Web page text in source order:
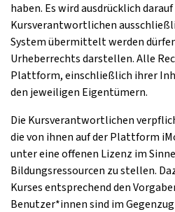
haben. Es wird ausdrücklich
Kursverantwortlichen
System übermittelt werden
Urheberrechts darstellen. Alle
Plattform, einschließlich ihrer
den jeweiligen Eigentümern.
Die Kursverantwortlichen
die von ihnen auf der Plattform
unter eine offenen Lizenz im
Bildungsressourcen zu stellen.
Kurses entsprechend den
Benutzer*innen sind im